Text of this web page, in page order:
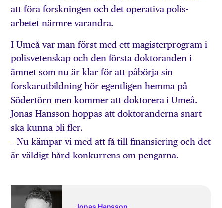
att föra forskningen och det operativa polis­
arbetet närmre varandra.
I Umeå var man först med ett magisterprogram i
polis­vetenskap och den första doktoranden i
ämnet som nu är klar för att påbörja sin
forskarutbildning hör egentligen hemma på
Södertörn men kommer att doktorera i Umeå.
Jonas Hansson hoppas att doktoranderna snart
ska kunna bli fler.
– Nu kämpar vi med att få till finansiering och det
är väldigt hård konkurrens om pengarna.
Jonas Hansson